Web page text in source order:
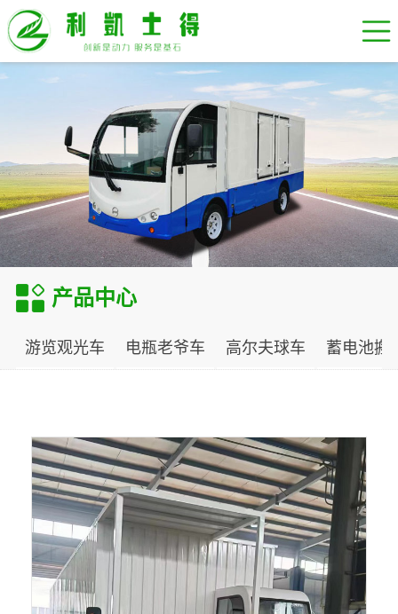
产品中心
游览观光车 电瓶老爷车 高尔夫球车 蓄电池搬